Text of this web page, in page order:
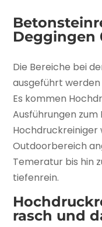
Deggingen
Die Bereiche bei
ausgeführt
Es kommen
Ausführungen zum
Hochdruckreiniger
Outdoorbereich
Temeratur bis hin
tiefenrein.
rasch und